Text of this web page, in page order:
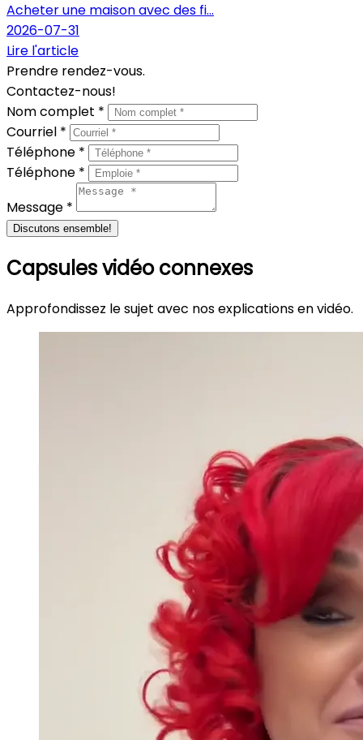
Acheter une maison avec des fi...
2026-07-31
Lire l'article
Prendre rendez-vous.
Contactez-nous!
Nom complet *
Courriel *
Téléphone *
Téléphone *
Message *
Discutons ensemble!
Capsules vidéo connexes
Approfondissez le sujet avec nos explications en vidéo.